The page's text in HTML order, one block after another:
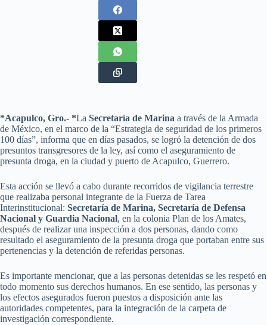
*Acapulco, Gro.- *La Secretaría de Marina a través de la Armada
de México, en el marco de la “Estrategia de seguridad de los primeros
100 días”, informa que en días pasados, se logró la detención de dos
presuntos transgresores de la ley, así como el aseguramiento de
presunta droga, en la ciudad y puerto de Acapulco, Guerrero.
Esta acción se llevó a cabo durante recorridos de vigilancia terrestre
que realizaba personal integrante de la Fuerza de Tarea
Interinstitucional: Secretaría de Marina, Secretaría de Defensa
Nacional y Guardia Nacional, en la colonia Plan de los Amates,
después de realizar una inspección a dos personas, dando como
resultado el aseguramiento de la presunta droga que portaban entre sus
pertenencias y la detención de referidas personas.
Es importante mencionar, que a las personas detenidas se les respetó en
todo momento sus derechos humanos. En ese sentido, las personas y
los efectos asegurados fueron puestos a disposición ante las
autoridades competentes, para la integración de la carpeta de
investigación correspondiente.